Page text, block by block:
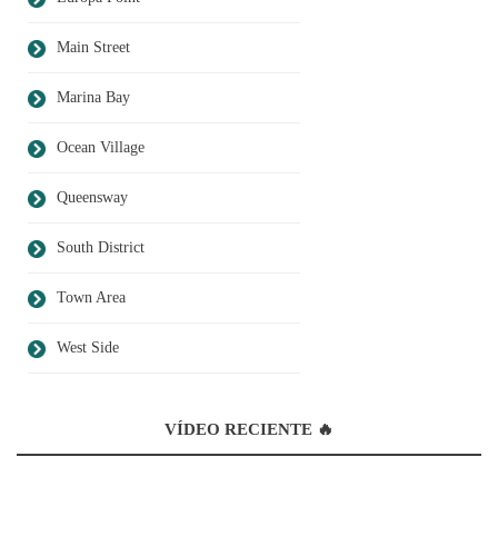
Main Street
Marina Bay
Ocean Village
Queensway
South District
Town Area
West Side
VÍDEO RECIENTE 🔥